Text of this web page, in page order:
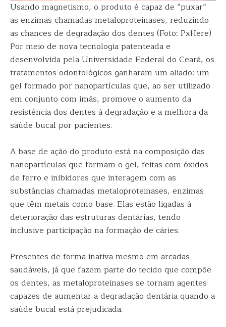
Usando magnetismo, o produto é capaz de “puxar”
as enzimas chamadas metaloproteinases, reduzindo
as chances de degradação dos dentes (Foto: PxHere)
Por meio de nova tecnologia patenteada e
desenvolvida pela Universidade Federal do Ceará, os
tratamentos odontológicos ganharam um aliado: um
gel formado por nanopartículas que, ao ser utilizado
em conjunto com imãs, promove o aumento da
resistência dos dentes à degradação e a melhora da
saúde bucal por pacientes.
A base de ação do produto está na composição das
nanopartículas que formam o gel, feitas com óxidos
de ferro e inibidores que interagem com as
substâncias chamadas metaloproteinases, enzimas
que têm metais como base. Elas estão ligadas à
deterioração das estruturas dentárias, tendo
inclusive participação na formação de cáries.
Presentes de forma inativa mesmo em arcadas
saudáveis, já que fazem parte do tecido que compõe
os dentes, as metaloproteinases se tornam agentes
capazes de aumentar a degradação dentária quando a
saúde bucal está prejudicada.